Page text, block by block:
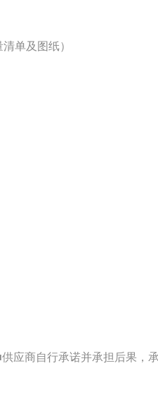
单及图纸）
应商自行承诺并承担后果，